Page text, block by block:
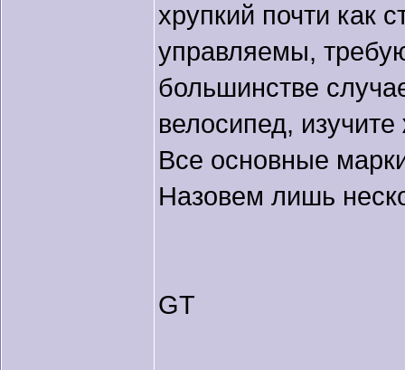
хрупкий почти как
управляемы,
большинстве
велосипед,
Все основные
Назовем лишь
GT